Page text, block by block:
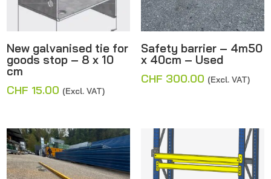
New galvanised tie for
goods stop – 8 x 10
cm
CHF 15.00 (Excl. VAT)
Safety barrier – 4m50
x 40cm – Used
CHF 300.00 (Excl. VAT)